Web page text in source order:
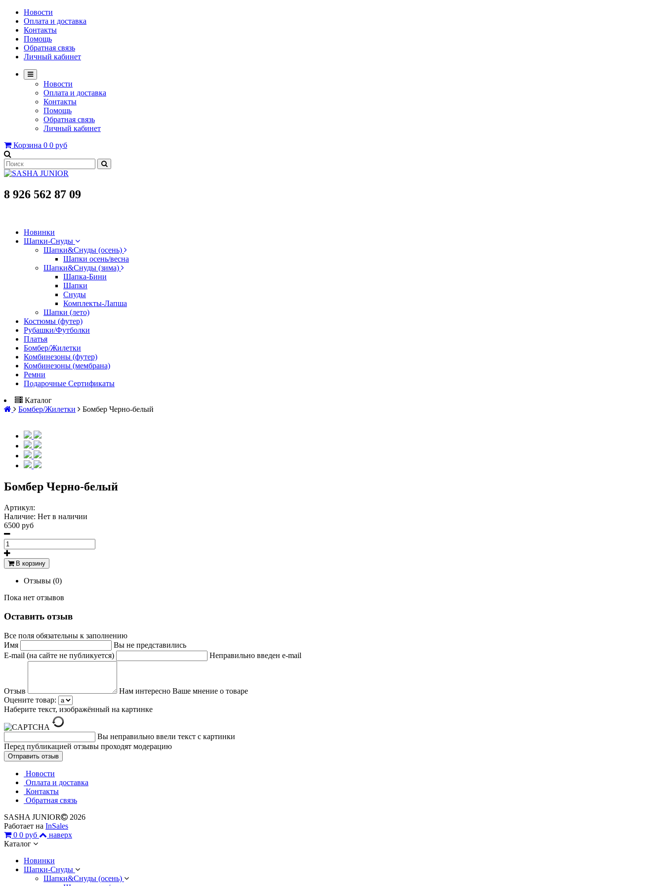
Новости
Оплата и доставка
Контакты
Помощь
Обратная связь
Личный кабинет
Новости
Оплата и доставка
Контакты
Помощь
Обратная связь
Личный кабинет
Корзина 0 0 руб
8 926 562 87 09
Новинки
Шапки-Снуды
Шапки&Cнуды (осень)
Шапки осень/весна
Шапки&Cнуды (зима)
Шапка-Бини
Шапки
Снуды
Комплекты-Лапша
Шапки (лето)
Костюмы (футер)
Рубашки/Футболки
Платья
Бомбер/Жилетки
Комбинезоны (футер)
Комбинезоны (мембрана)
Ремни
Подарочные Сертификаты
Каталог
Бомбер/Жилетки
Бомбер Черно-белый
Бомбер Черно-белый
Артикул:
Наличие: Нет в наличии
6500 руб
В корзину
Отзывы (0)
Пока нет отзывов
Оставить отзыв
Все поля обязательны к заполнению
Имя
Вы не представились
E-mail (на сайте не публикуется)
Неправильно введен e-mail
Отзыв
Нам интересно Ваше мнение о товаре
Оцените товар:
Наберите текст, изображённый на картинке
Вы неправильно ввели текст с картинки
Перед публикацией отзывы проходят модерацию
Новости
Оплата и доставка
Контакты
Обратная связь
SASHA JUNIOR
2026
Работает на InSales
0 0 руб
наверх
Каталог
Новинки
Шапки-Снуды
Шапки&Cнуды (осень)